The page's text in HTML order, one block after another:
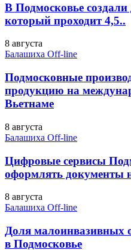
В Подмосковье создали
который проходит 4,5..
8 августа
Балашиха Off-line
Подмосковные
продукцию на
Вьетнаме
8 августа
Балашиха Off-line
Цифровые сервисы
оформлять
8 августа
Балашиха Off-line
Доля малоинвазивных
в Подмосковье